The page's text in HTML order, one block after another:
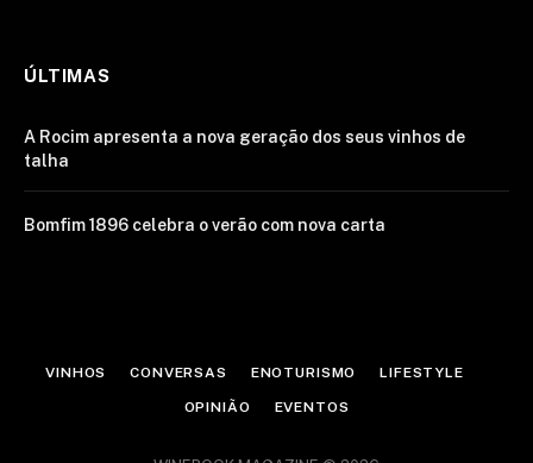
ÚLTIMAS
A Rocim apresenta a nova geração dos seus vinhos de
talha
Bomfim 1896 celebra o verão com nova carta
VINHOS CONVERSAS ENOTURISMO LIFESTYLE
OPINIÃO EVENTOS